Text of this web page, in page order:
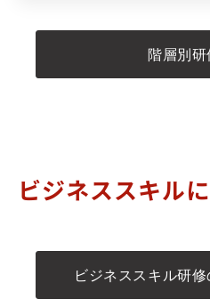
階層別研
ビジネススキル
ビジネススキル研